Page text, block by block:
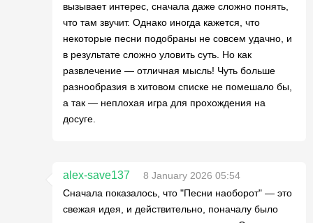
вызывает интерес, сначала даже сложно понять,
что там звучит. Однако иногда кажется, что
некоторые песни подобраны не совсем удачно, и
в результате сложно уловить суть. Но как
развлечение — отличная мысль! Чуть больше
разнообразия в хитовом списке не помешало бы,
а так — неплохая игра для прохождения на
досуге.
alex-save137
8 January 2026 05:54
Сначала показалось, что "Песни наоборот" — это
свежая идея, и действительно, поначалу было